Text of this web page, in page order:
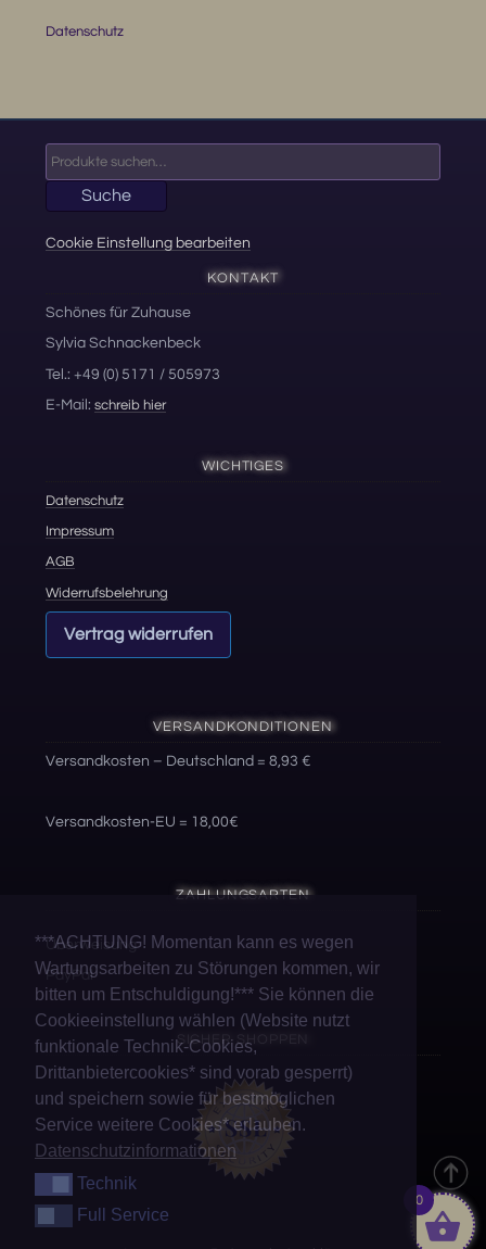
Datenschutz
nach:
Suche
Cookie Einstellung bearbeiten
KONTAKT
Schönes für Zuhause
Sylvia Schnackenbeck
Tel.: +49 (0) 5171 / 505973
E-Mail:schreib hier
WICHTIGES
Datenschutz
Impressum
AGB
Widerrufsbelehrung
Vertrag widerrufen
VERSANDKONDITIONEN
Versandkosten – Deutschland = 8,93 €
Versandkosten-EU = 18,00€
ZAHLUNGSARTEN
Überweisung
PayPal
SICHER SHOPPEN
0
***ACHTUNG! Momentan kann es wegen
Wartungsarbeiten zu Störungen kommen, wir
bitten um Entschuldigung!*** Sie können die
Cookieeinstellung wählen (Website nutzt
funktionale Technik-Cookies,
Drittanbietercookies* sind vorab gesperrt)
und speichern sowie für bestmöglichen
Service weitere Cookies* erlauben.
Datenschutzinformationen
TechnikTechnik
Full ServiceFull Service